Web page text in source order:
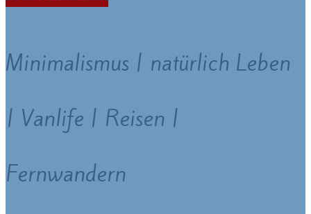
Minimalismus | natürlich Leben
| Vanlife | Reisen |
Fernwandern